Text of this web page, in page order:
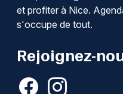
et profiter à Nice.
s'occupe de tout.
Rejoignez-